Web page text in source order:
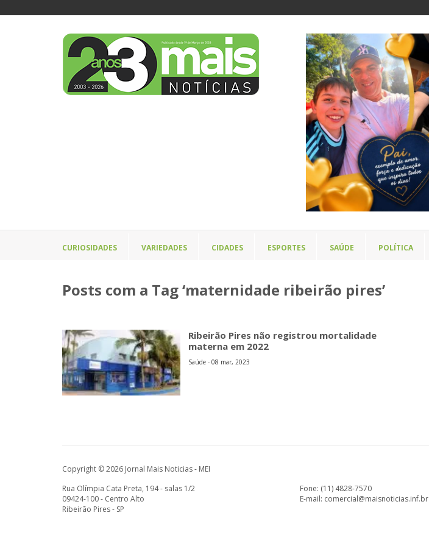
CURIOSIDADES VARIEDADES CIDADES ESPORTES SAÚDE POLÍTICA
Posts com a Tag ‘maternidade ribeirão pires’
Ribeirão Pires não registrou mortalidade
materna em 2022
Saúde - 08 mar, 2023
Copyright © 2026 Jornal Mais Noticias - MEI
Rua Olímpia Cata Preta, 194 - salas 1/2
09424-100 - Centro Alto
Ribeirão Pires - SP
Fone: (11) 4828-7570
E-mail: comercial@maisnoticias.inf.br